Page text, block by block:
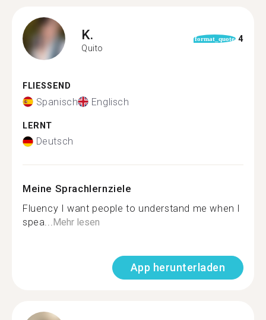
K.
Quito
format_quote 4
FLIESSEND
Spanisch Englisch
LERNT
Deutsch
Meine Sprachlernziele
Fluency I want people to understand me when I
spea...Mehr lesen
App herunterladen